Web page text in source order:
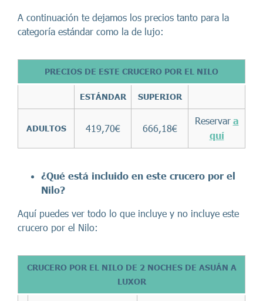
A continuación te dejamos los precios tanto para la
categoría estándar como la de lujo:
PRECIOS DE ESTE CRUCERO POR EL NILO
ESTÁNDAR SUPERIOR
ADULTOS 419,70€ 666,18€
Reservar a
quí
¿Qué está incluido en este crucero por el
Nilo?
Aquí puedes ver todo lo que incluye y no incluye este
crucero por el Nilo:
CRUCERO POR EL NILO DE 2 NOCHES DE ASUÁN A
LUXOR